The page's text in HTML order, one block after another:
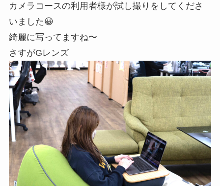
カメラコースの利用者様が試し撮りをしてくださ
いました😀
綺麗に写ってますね〜
さすがGレンズ